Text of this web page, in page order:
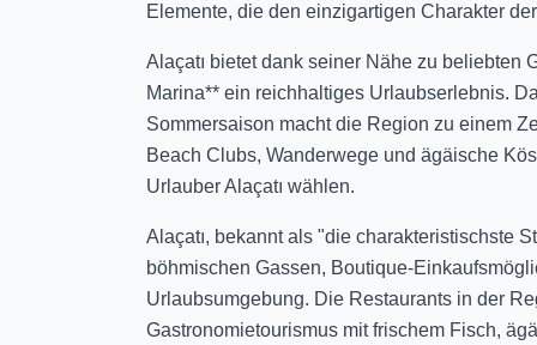
Elemente, die den einzigartigen Charakter
Alaçatı bietet dank seiner Nähe zu beliebten
Marina** ein reichhaltiges Urlaubserlebnis.
Sommersaison macht die Region zu einem
Beach Clubs, Wanderwege und ägäische
Urlauber Alaçatı wählen.
Alaçatı, bekannt als "die charakteristischste
böhmischen Gassen, Boutique-
Urlaubsumgebung. Die Restaurants in der
Gastronomietourismus mit frischem Fisch,